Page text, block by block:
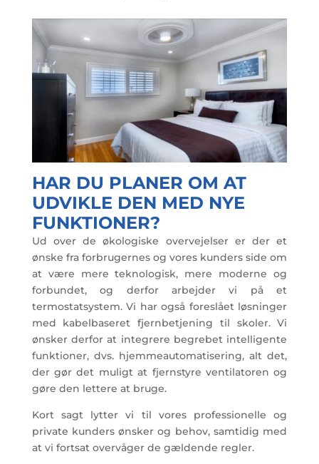
HAR DU PLANER OM AT
UDVIKLE DEN MED NYE
FUNKTIONER?
Ud over de økologiske overvejelser er der et
ønske fra forbrugernes og vores kunders side om
at være mere teknologisk, mere moderne og
forbundet, og derfor arbejder vi på et
termostatsystem. Vi har også foreslået løsninger
med kabelbaseret fjernbetjening til skoler. Vi
ønsker derfor at integrere begrebet intelligente
funktioner, dvs. hjemmeautomatisering, alt det,
der gør det muligt at fjernstyre ventilatoren og
gøre den lettere at bruge.
Kort sagt lytter vi til vores professionelle og
private kunders ønsker og behov, samtidig med
at vi fortsat overvåger de gældende regler.